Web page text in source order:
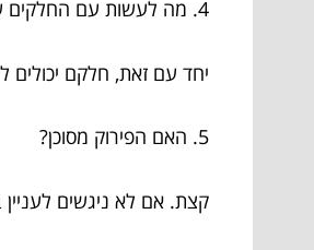
4. מה לעשות עם החלקים שלא ניתן למחזר?
יחד עם זאת, חלקם יכולים
5. האם הפירוק מסוכן?
קצת. אם לא ניגשים לעניין